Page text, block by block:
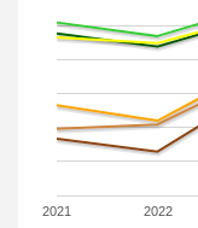
2021 2022